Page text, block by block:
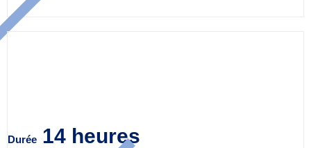
Durée 14 heures